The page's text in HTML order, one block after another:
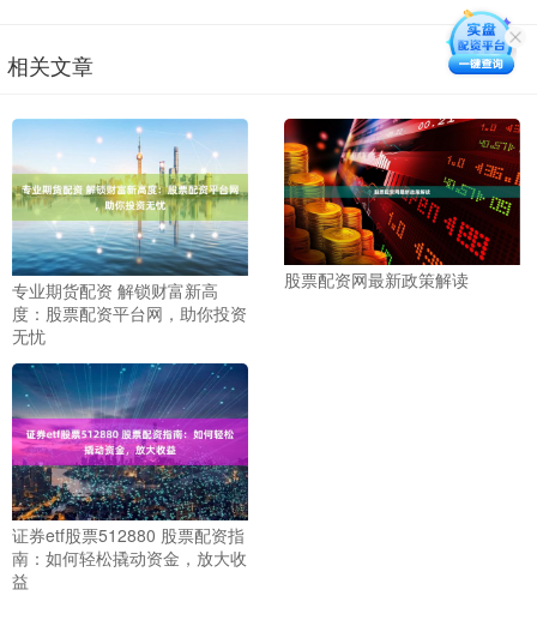
相关文章
专业期货配资 解锁财富新高
度：股票配资平台网，助你投资
无忧
股票配资网最新政策解读
证券etf股票512880 股票配资指
南：如何轻松撬动资金，放大收
益